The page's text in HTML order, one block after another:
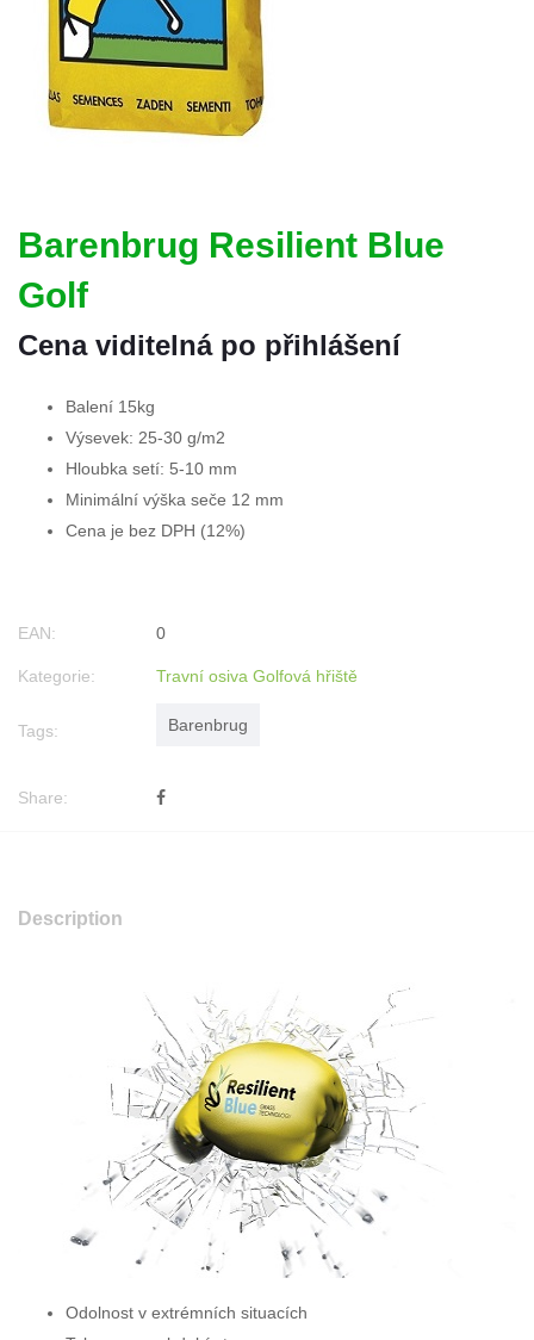
Barenbrug Resilient Blue
Golf
Cena viditelná po přihlášení
Balení 15kg
Výsevek: 25-30 g/m2
Hloubka setí: 5-10 mm
Minimální výška seče 12 mm
Cena je bez DPH (12%)
EAN: 0
Kategorie: Travní osiva Golfová hřiště
Tags: Barenbrug
Share:
Description
Odolnost v extrémních situacích